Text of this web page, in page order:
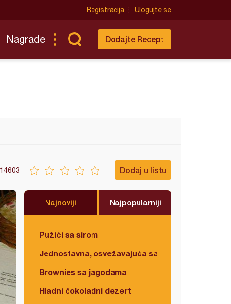
Registracija Ulogujte se
Nagrade Dodajte Recept
14603 Dodaj u listu
Najnoviji Najpopularniji
Pužići sa sirom
Jednostavna, osvežavajuća salata
Brownies sa jagodama
Hladni čokoladni dezert